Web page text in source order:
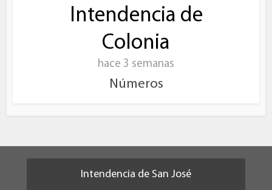
Intendencia de
Colonia
hace 3 semanas
Números
Intendencia de San José